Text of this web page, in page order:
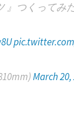
』つくってみた
March 20,